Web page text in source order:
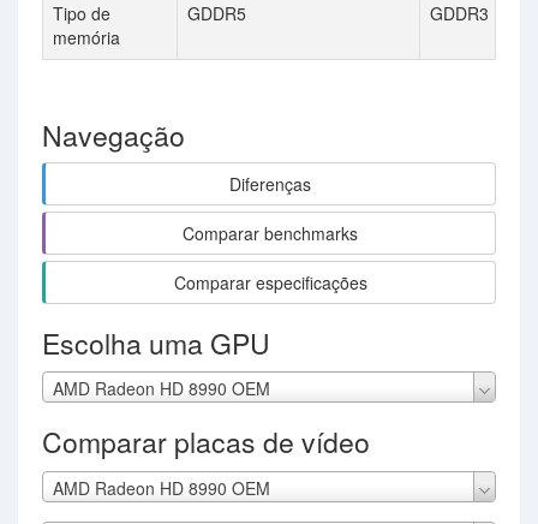
Tipo de
memória
GDDR5 GDDR3
Navegação
Diferenças
Comparar benchmarks
Comparar especificações
Escolha uma GPU
AMD Radeon HD 8990 OEM
Comparar placas de vídeo
AMD Radeon HD 8990 OEM